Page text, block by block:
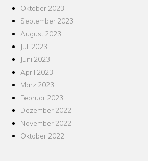
Oktober 2023
September 2023
August 2023
Juli 2023
Juni 2023
April 2023
März 2023
Februar 2023
Dezember 2022
November 2022
Oktober 2022